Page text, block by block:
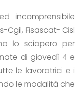
incomprensibile
Cgil, Fisascat- Cisl
lo sciopero per
di giovedì 4 e
le lavoratrici e i
le modalità che